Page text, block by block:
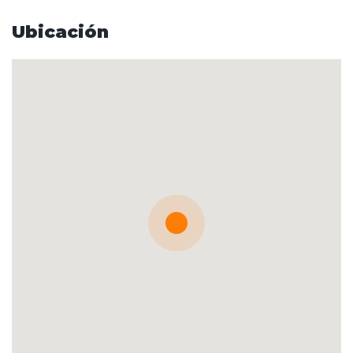
Ubicación